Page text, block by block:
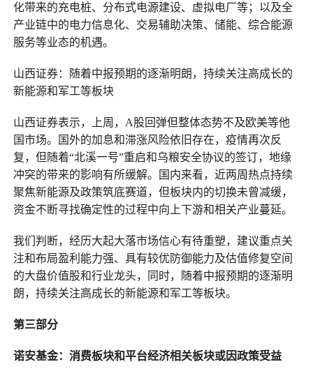
化带来的充电桩、分布式电源建设、虚拟电厂等；以及全
产业链中的电力信息化、交易辅助决策、储能、综合能源
服务等业态的机遇。
山西证券：随着中报预期的逐渐明朗，持续关注高成长的
新能源和军工等板块
山西证券表示，上周，A股回弹但整体态势不及欧美等他
国市场。国外的加息和滞涨风险依旧存在，疫情再次反
复，但随着“北溪一号”重启和乌粮安全协议的签订，地缘
冲突的带来的影响有所缓解。国内来看，近两周热点持续
聚焦新能源及政策筑底赛道，但板块内的切换未曾减缓，
资金不断寻找确定性的过程中向上下游和相关产业蔓延。
我们判断，经历大起大落市场信心有待重塑，建议重点关
注和布局盈利能力强、具有较优防御能力及估值修复空间
的大盘价值股和行业龙头，同时，随着中报预期的逐渐明
朗，持续关注高成长的新能源和军工等板块。
第三部分
诺安基金：消费板块和平台经济相关板块或因政策受益